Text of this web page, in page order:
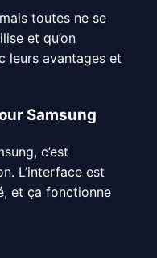
toutes ne se
et qu’on
leurs avantages et
Samsung
c’est
L’interface est
et ça fonctionne